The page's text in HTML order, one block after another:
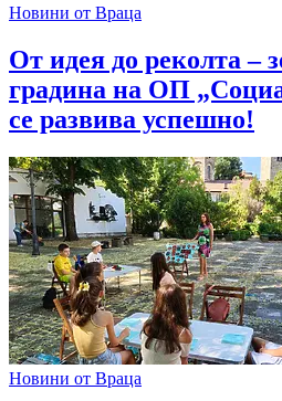
Новини от Враца
От идея до реколта –
градина на ОП
се развива успешно!
Новини от Враца